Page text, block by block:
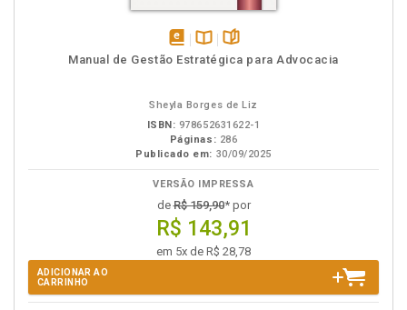
disponívelDisponível
páginas
Manual de Gestão Estratégica para Advocacia
Sheyla Borges de Liz
ISBN: 978652631622-1
Páginas: 286
Publicado em: 30/09/2025
VERSÃO IMPRESSA
deR$ 159,90* por
R$ 143,91
em 5x de R$ 28,78
ADICIONAR AO
CARRINHO